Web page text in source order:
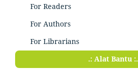
For Readers
For Authors
For Librarians
.: Alat Bantu :.